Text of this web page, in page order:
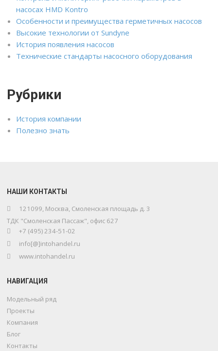
насосах HMD Kontro
Особенности и преимущества герметичных насосов
Высокие технологии от Sundyne
История появления насосов
Технические стандарты насосного оборудования
Рубрики
История компании
Полезно знать
НАШИ КОНТАКТЫ
121099, Москва, Смоленская площадь д. 3
ТДК "Смоленская Пассаж", офис 627
+7 (495) 234-51-02
info[@]intohandel.ru
www.intohandel.ru
НАВИГАЦИЯ
Модельный ряд
Проекты
Компания
Блог
Контакты